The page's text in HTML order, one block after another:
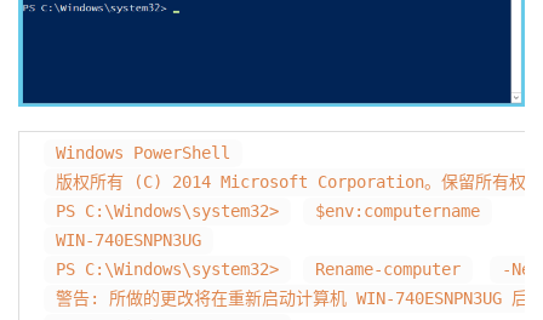
Windows PowerShell
版权所有 (C) 2014 Microsoft Corporation。保留所有权
PS C:\Windows\system32>
$env:computername
WIN-740ESNPN3UG
PS C:\Windows\system32>
Rename-computer
-
警告: 所做的更改将在重新启动计算机 WIN-740ESNPN3UG 后